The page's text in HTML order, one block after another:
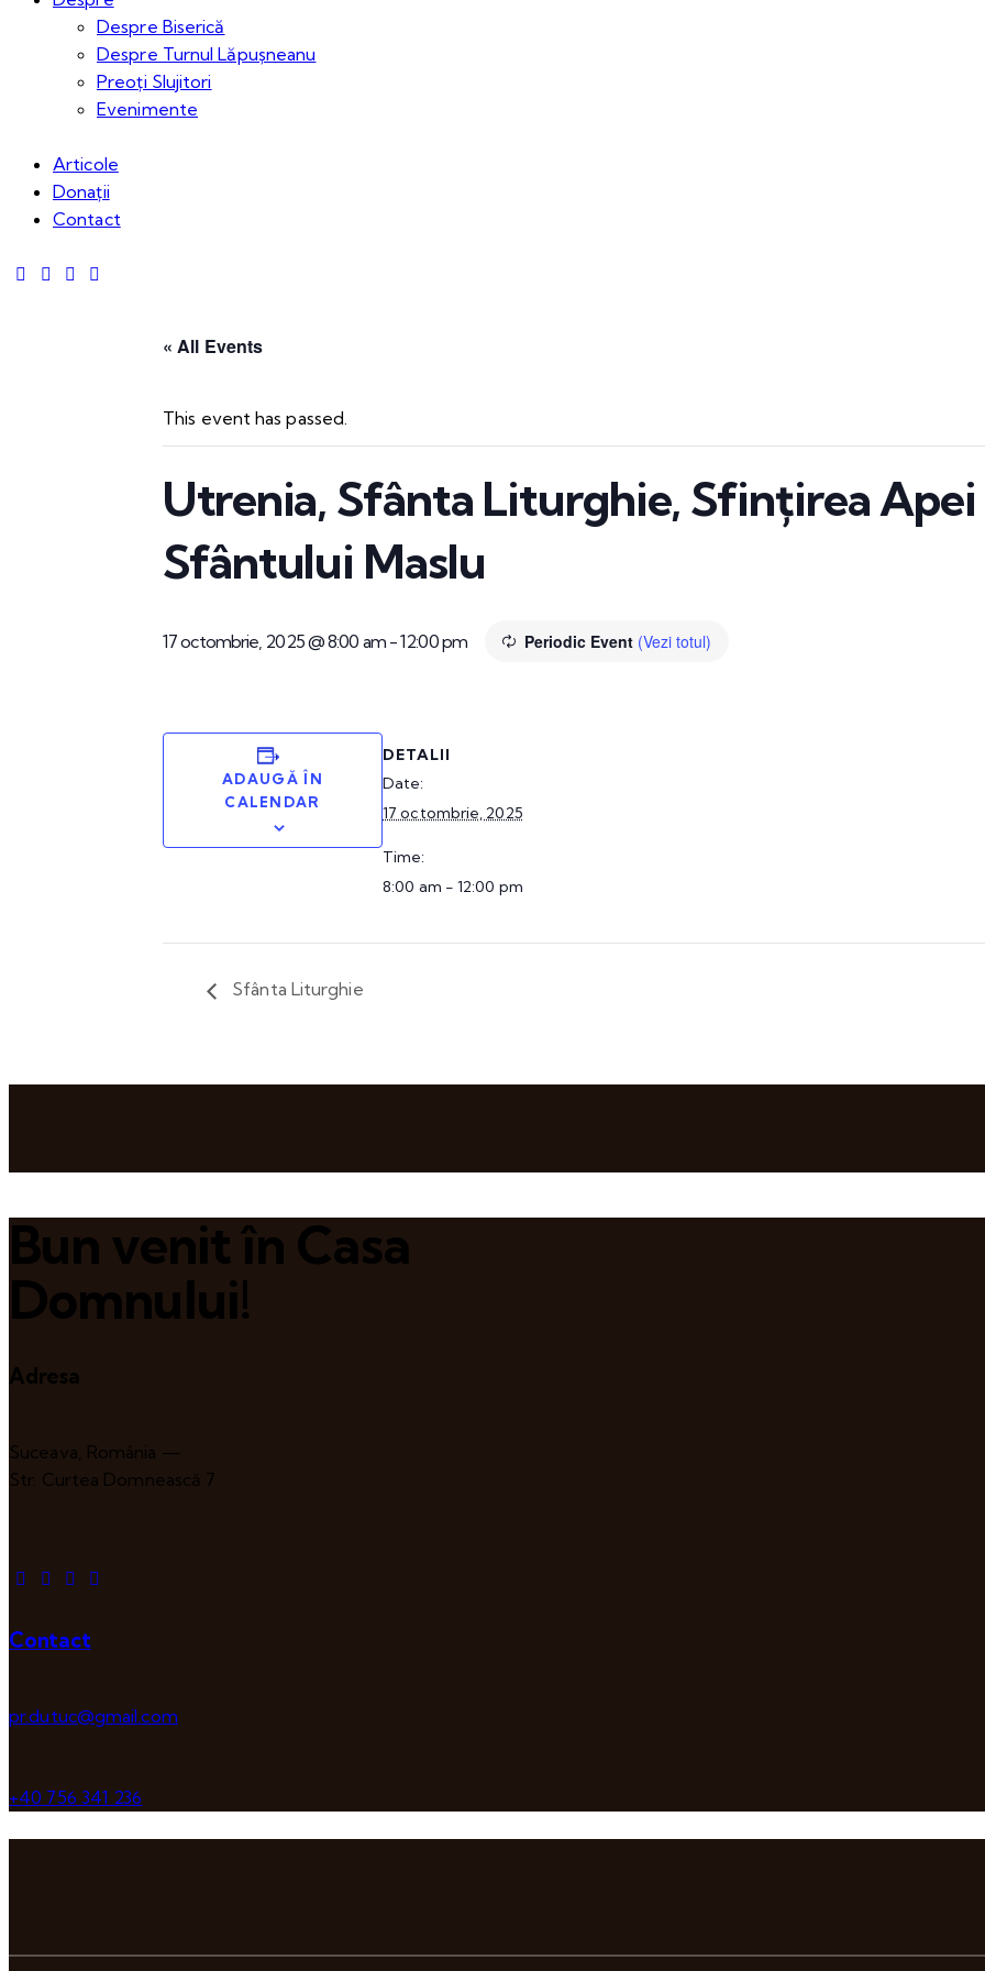
Despre Biserică
Despre Turnul Lăpușneanu
Preoți Slujitori
Evenimente
Articole
Donații
Contact
« All Events
This event has passed.
Utrenia, Sfânta Liturghie, Sfințirea Apei
Sfântului Maslu
17 octombrie, 2025 @ 8:00 am-12:00 pm Periodic Event (Vezi totul)
ADAUGĂ ÎN
CALENDAR
DETALII
Date:
17 octombrie, 2025
Time:
8:00 am - 12:00 pm
Sfânta Liturghie
Bun venit în Casa
Domnului!
Adresa
Suceava, România —
Str. Curtea Domnească 7
Contact
pr.dutuc@gmail.com
+40 756 341 236